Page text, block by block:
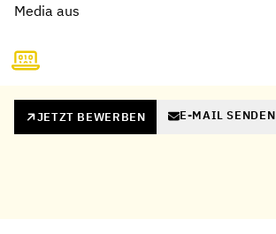
Media aus
JETZT BEWERBEN E-MAIL SENDEN